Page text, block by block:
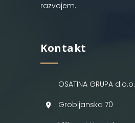
razvojem.
Kontakt
OSATINA GRUPA d.o.o.
Grobljanska 70